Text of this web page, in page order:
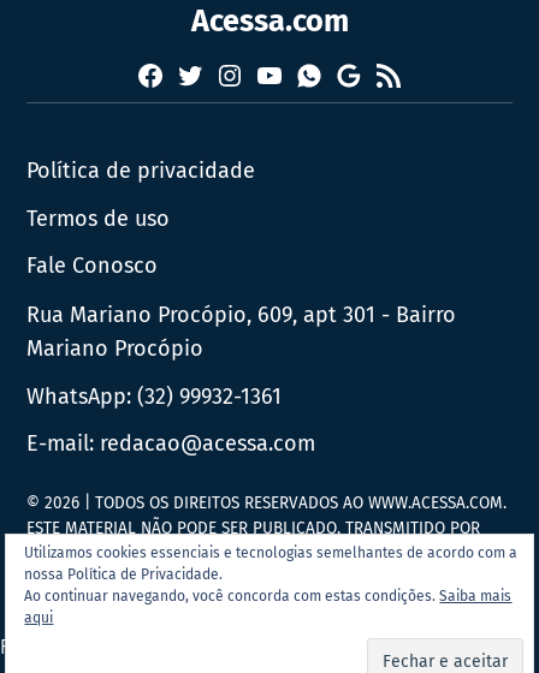
Acessa.com
Facebook
TwitterInstagram
YouTubeWhatsapp
Google
News
RSS
Política de privacidade
Termos de uso
Fale Conosco
Rua Mariano Procópio, 609, apt 301 - Bairro
Mariano Procópio
WhatsApp:(32) 99932-1361
E-mail: redacao@acessa.com
Utilizamos cookies essenciais e tecnologias semelhantes de acordo com a
nossa Política de Privacidade.
Ao continuar navegando, você concorda com estas condições.Saiba mais
aqui
© 2026 | TODOS OS DIREITOS RESERVADOS AO WWW.ACESSA.COM.
ESTE MATERIAL NÃO PODE SER PUBLICADO, TRANSMITIDO POR
BROADCAST, REESCRITO OU REDISTRIBUÍDO SEM PRÉVIA
AUTORIZAÇÃO.
Portal Acessa.com é